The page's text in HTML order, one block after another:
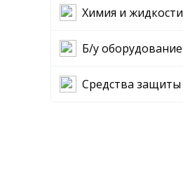
Химия и жидкости
Б/у оборудование
Средства защиты